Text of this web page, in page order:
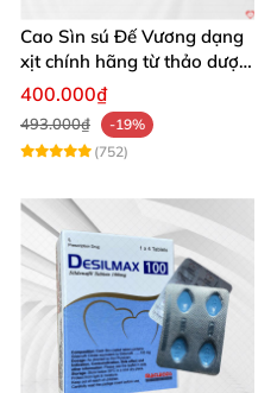
Cao Sìn sú Đế Vương dạng
xịt chính hãng từ thảo dược
Ê Đê Việt Nam
400.000₫
493.000₫
-19%
(752)